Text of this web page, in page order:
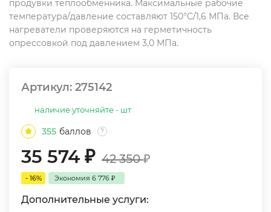
продувки теплообменника. Максимальные рабочие
температура/давление составляют 150°С/1,6 МПа. Все
нагреватели проверяются на герметичность
опрессовкой под давлением 3,0 МПа.
Артикул: 275142
наличие уточняйте - шт
355 баллов ?
35 574 ₽ 42 350₽
- 16% Экономия 6 776 ₽
Дополнительные услуги: